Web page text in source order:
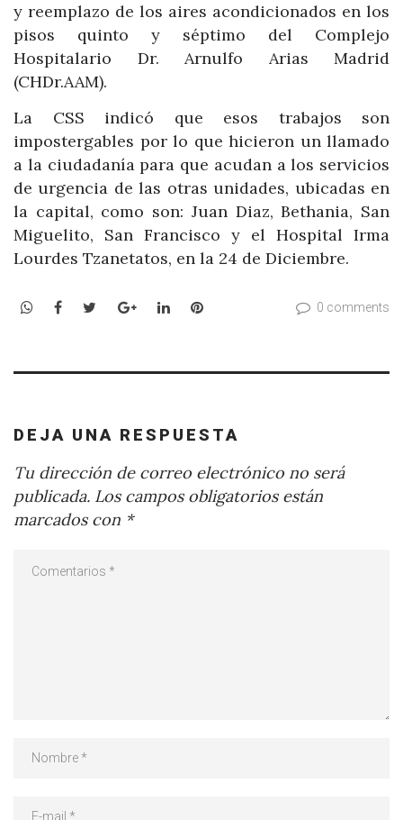
y reemplazo de los aires acondicionados en los
pisos quinto y séptimo del Complejo
Hospitalario Dr. Arnulfo Arias Madrid
(CHDr.AAM).
La CSS indicó que esos trabajos son
impostergables por lo que hicieron un llamado
a la ciudadanía para que acudan a los servicios
de urgencia de las otras unidades, ubicadas en
la capital, como son: Juan Diaz, Bethania, San
Miguelito, San Francisco y el Hospital Irma
Lourdes Tzanetatos, en la 24 de Diciembre.
WhatsApp
Facebook
TwitterGoogle+LinkedInPinterest 0 comments
DEJA UNA RESPUESTA
Tu dirección de correo electrónico no será
publicada. Los campos obligatorios están
marcados con *